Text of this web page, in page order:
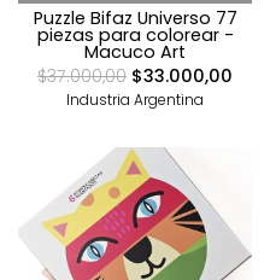
Puzzle Bifaz Universo 77
piezas para colorear -
Macuco Art
$37.000,00 $33.000,00
Industria Argentina